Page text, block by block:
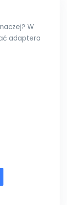
W
adaptera